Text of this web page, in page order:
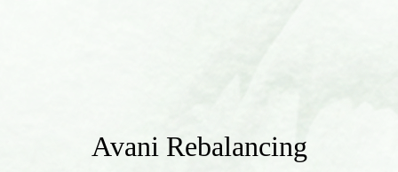
Avani Rebalancing